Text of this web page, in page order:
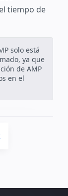
tiempo de
solo está
ya que
de AMP
en el